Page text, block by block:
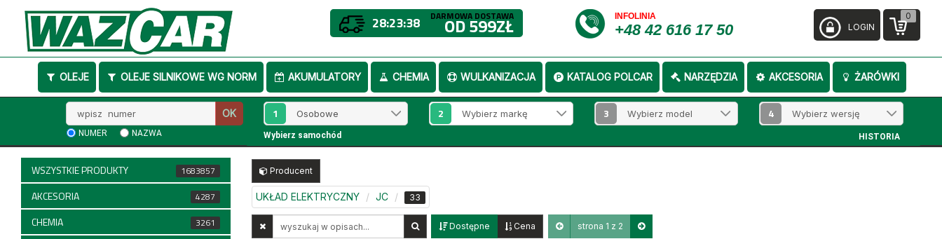
28:23:36 DARMOWA DOSTAWA
OD 599ZŁ INFOLINIA
+48 42 616 17 50
OLEJE OLEJE SILNIKOWE WG NORM AKUMULATORY CHEMIA WULKANIZACJA KATALOG POLCAR NARZĘDZIA AKCESORIA ŻARÓWKI
0
LOGIN
numer
OK
NUMER NAZWA
1 2 3 4
Wybierz samochód HISTORIA
Producent
UKŁAD ELEKTRYCZNY JC 33
Dostępne Cena strona 1 z 2
WSZYSTKIE PRODUKTY 1683857
AKCESORIA 4287
CHEMIA 3261